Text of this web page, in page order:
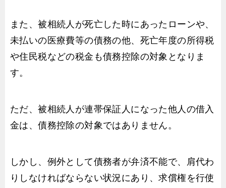
また、被相続人が死亡した時にあったローンや、
未払いの医療費等の債務の他、死亡年度の所得税
や住民税などの税金も債務控除の対象となりま
す。
ただ、被相続人が連帯保証人になった他人の借入
金は、債務控除の対象ではありません。
しかし、例外として債務者が弁済不能で、肩代わ
りしなければならない状況にあり、求償権を行使